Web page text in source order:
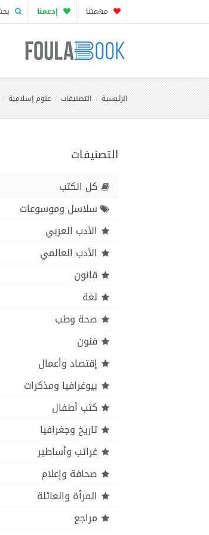
مهمتنا إدعمنا
الرئيسية التصنيفات علوم إسلامية
التصنيفات
كل الكتب
سلاسل وموسوعات
الأدب العربي
الأدب العالمي
قانون
لغة
صحة وطب
فنون
إقتصاد وأعمال
بيوغرافيا ومذكرات
كتب أطفال
تاريخ وجغرافيا
غرائب وأساطير
صحافة وإعلام
المرأة والعائلة
مراجع